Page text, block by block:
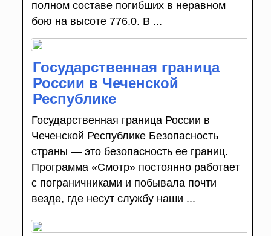
полном составе погибших в неравном
бою на высоте 776.0. В ...
Государственная граница
России в Чеченской
Республике
Государственная граница России в
Чеченской Республике Безопасность
страны — это безопасность ее границ.
Программа «Смотр» постоянно работает
с пограничниками и побывала почти
везде, где несут службу наши ...